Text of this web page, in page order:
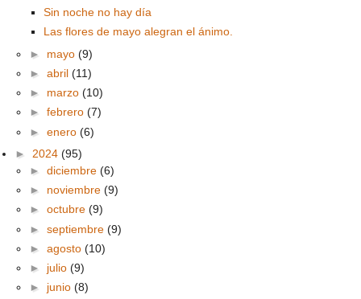
Sin noche no hay día
Las flores de mayo alegran el ánimo.
► mayo (9)
► abril (11)
► marzo (10)
► febrero (7)
► enero (6)
► 2024 (95)
► diciembre (6)
► noviembre (9)
► octubre (9)
► septiembre (9)
► agosto (10)
► julio (9)
► junio (8)